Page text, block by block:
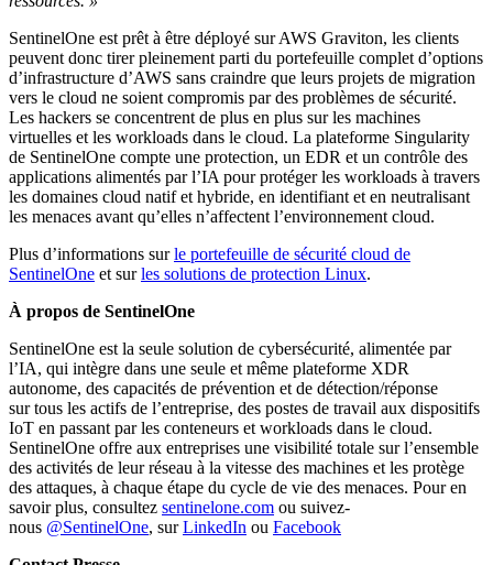
SentinelOne est prêt à être déployé sur AWS Graviton, les clients
peuvent donc tirer pleinement parti du portefeuille complet d’options
d’infrastructure d’AWS sans craindre que leurs projets de migration
vers le cloud ne soient compromis par des problèmes de sécurité.
Les hackers se concentrent de plus en plus sur les machines
virtuelles et les workloads dans le cloud. La plateforme Singularity
de SentinelOne compte une protection, un EDR et un contrôle des
applications alimentés par l’IA pour protéger les workloads à travers
les domaines cloud natif et hybride, en identifiant et en neutralisant
les menaces avant qu’elles n’affectent l’environnement cloud.
Plus d’informations surle portefeuille de sécurité cloud de
SentinelOne et surles solutions de protection Linux.
À propos de SentinelOne
SentinelOne est la seule solution de cybersécurité, alimentée par
l’IA, qui intègre dans une seule et même plateforme XDR
autonome, des capacités de prévention et de détection/réponse
sur tous les actifs de l’entreprise, des postes de travail aux dispositifs
IoT en passant par les conteneurs et workloads dans le cloud.
SentinelOne offre aux entreprises une visibilité totale sur l’ensemble
des activités de leur réseau à la vitesse des machines et les protège
des attaques, à chaque étape du cycle de vie des menaces. Pour en
savoir plus, consultez sentinelone.com ou suivez-
nous @SentinelOne, surLinkedIn ou Facebook